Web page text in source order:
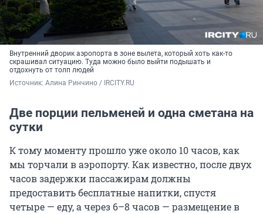
Внутренний дворик аэропорта в зоне вылета, который хоть как-то
скрашивал ситуацию. Туда можно было выйти подышать и
отдохнуть от толп людей
Источник: Алина Ринчино / IRCITY.RU
Две порции пельменей и одна сметана на
сутки
К тому моменту прошло уже около 10 часов, как
мы торчали в аэропорту. Как известно, после двух
часов задержки пассажирам должны
предоставить бесплатные напитки, спустя
четыре — еду, а через 6–8 часов — размещение в